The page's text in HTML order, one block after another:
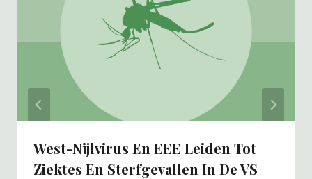
West-Nijlvirus En EEE Leiden Tot
Ziektes En Sterfgevallen In De VS